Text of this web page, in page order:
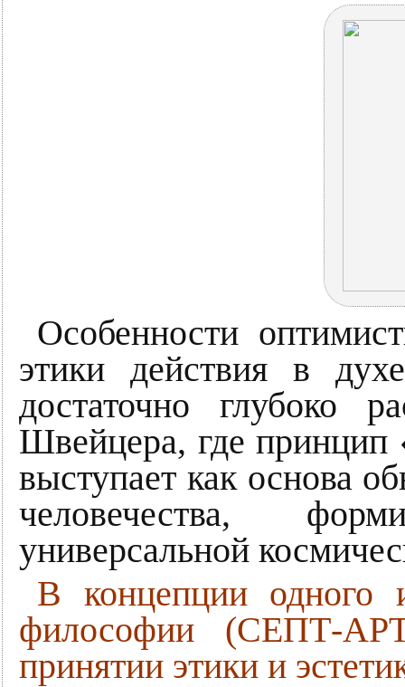
Особенности
этики действия в
достаточно глубоко
Швейцера, где принцип
выступает как основа
человечества,
универсальной
В концепции одного
философии (СЕПТ-
принятии этики и